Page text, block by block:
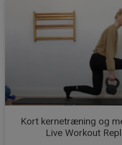
Kort kernetræning og
Live Workout